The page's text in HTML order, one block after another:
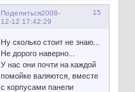
Поделиться 15
2008-
12-12 17:42:29
Ну сколько стоит не знаю...
Не дорого наверно...
У нас они почти на каждой
помойке валяются, вместе
с корпусами панели